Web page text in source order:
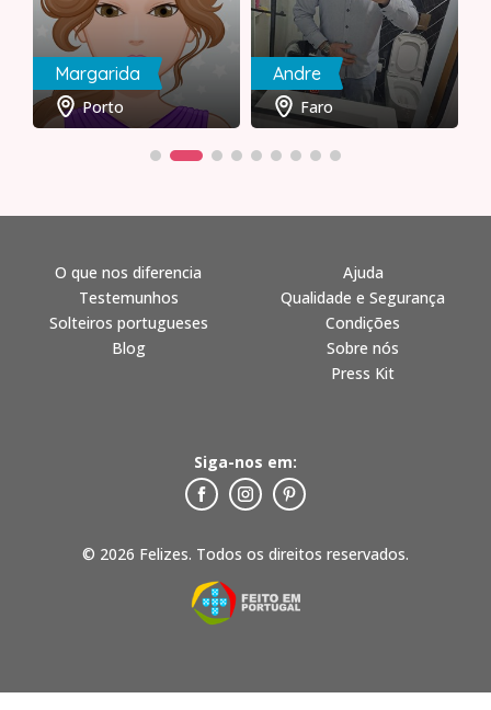
Margarida
Porto
Andre
Faro
© 2026 Felizes. Todos os direitos reservados.
O que nos diferencia
Testemunhos
Solteiros portugueses
Blog
Ajuda
Qualidade e Segurança
Condições
Sobre nós
Press Kit
Siga-nos em: